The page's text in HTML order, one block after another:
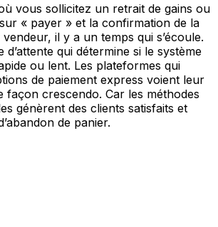
vous sollicitez un retrait de gains ou
« payer » et la confirmation de la
il y a un temps qui s’écoule.
d’attente qui détermine si le système
ou lent. Les plateformes qui
de paiement express voient leur
façon crescendo. Car les méthodes
génèrent des clients satisfaits et
de panier.